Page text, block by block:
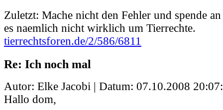
Zuletzt: Mache nicht den Fehler und spende
es naemlich nicht wirklich um Tierrechte.
tierrechtsforen.de/2/586/6811
Re: Ich noch mal
Autor: Elke Jacobi | Datum: 07.10.2008
Hallo dom,